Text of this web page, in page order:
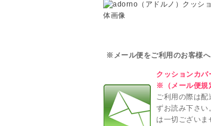
※メール便をご利用のお客様
クッションカ
※（メール便規
ご利用の際は
ずお読み下さい
は一切ござい